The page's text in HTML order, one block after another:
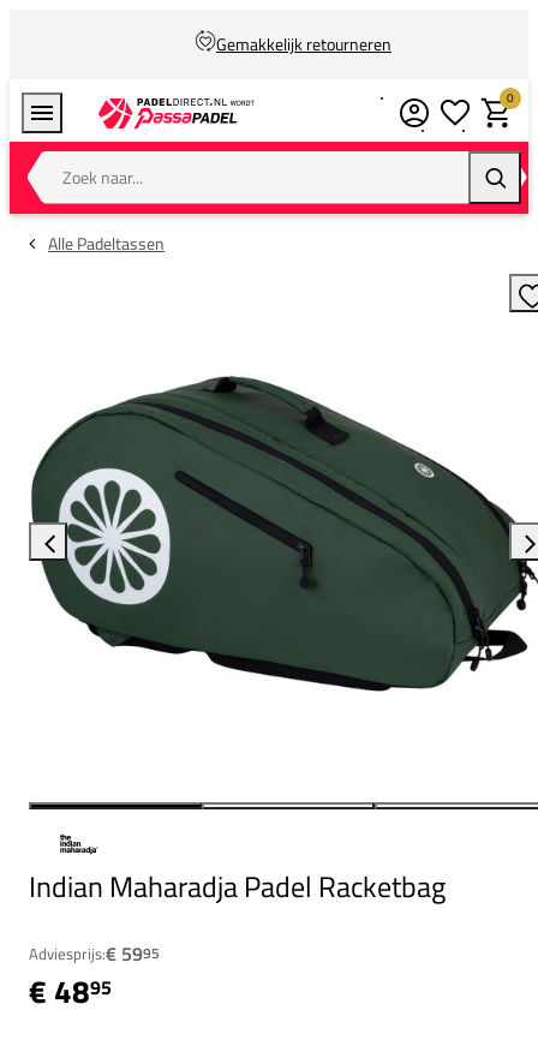
Gemakkelijk retourneren
Zoek naar...
0
Alle Padeltassen
Indian Maharadja Padel Racketbag
Adviesprijs:€ 5995
€ 4895